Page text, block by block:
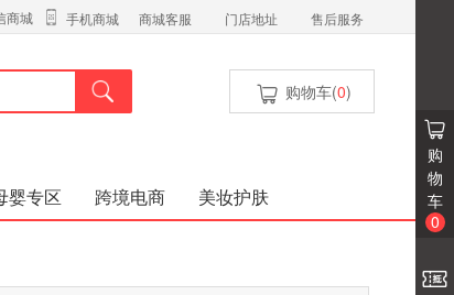
商城 手机商城 商城客服 门店地址 售后服务
购物车(0)
婴专区 跨境电商
美妆护肤
购
物
车
0